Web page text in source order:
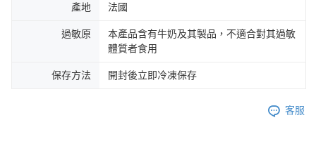
產地 法國
過敏原
本產品含有牛奶及其製品，不適合對其過敏
體質者食用
保存方法 開封後立即冷凍保存
客服